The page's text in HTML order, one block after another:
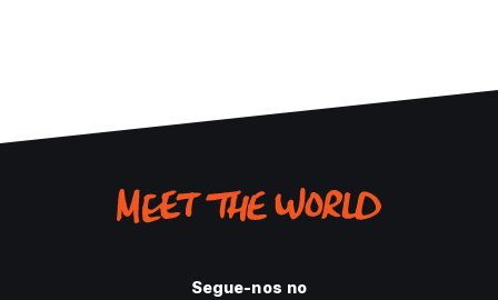
Segue-nos no